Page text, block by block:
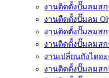
งานติดตั้งปั๊มลมสก
งานตืดตั้งปั๊มลม
งานติดตั้งปั๊มลมสก
งานติดตั้งปั๊มลมสก
งานเปลี่ยนถังไดอ
งานติดตั้งปั๊มลมสก